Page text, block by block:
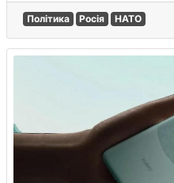
Політика Росія НАТО